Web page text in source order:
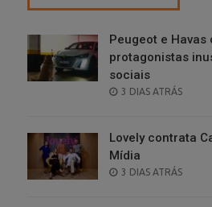
Peugeot e
protagonistas
sociais
POSTED
3 DIAS ATRÁS
Lovely contrata
Mídia
POSTED
3 DIAS ATRÁS